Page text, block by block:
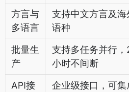
方言与
多语言
支持中文方言及海
语种
批量生
产
支持多任务并行，
小时不间断
API接
企业级接口，可集